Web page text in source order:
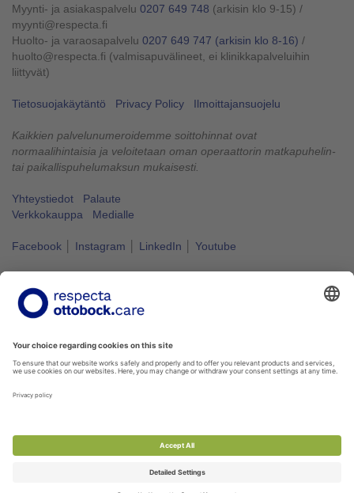
Myynti- ja asiakaspalvelu 0207 649 748 (arkisin klo 9-15) /
myynti@respecta.fi
Huolto- ja varaosapalvelu 0207 649 747 (arkisin klo 8-16) /
huolto@respecta.fi (valmisapuvälineet, ei klinikkapalveluihin
liittyvät)
Tietosuojakäytäntö Privacy Policy Ilmoittajansuojelu
Kaikkien palvelunumeroidemme soittohinnat ovat
normaalihintaisia ja veloitetaan oman operaattorin matkapuhelin-
tai paikallispuhelumaksun mukaisesti.
Yhteystiedot
Palaute
Verkkokauppa
Medialle
Facebook Instagram LinkedIn Youtube
Vapaus liikkua kuuluu kaikille.
#VapausLiikkua